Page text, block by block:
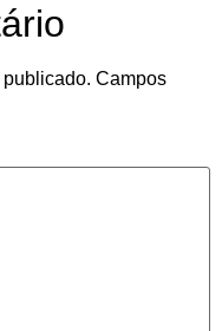
Campos